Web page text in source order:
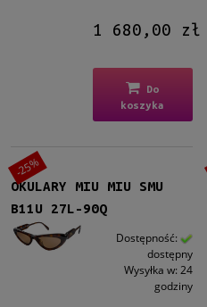
1 680,00 zł
Do
koszyka
OKULARY MIU MIU SMU
B11U 27L-90Q
Dostępność:
dostępny
Wysyłka w: 24
godziny
-25%